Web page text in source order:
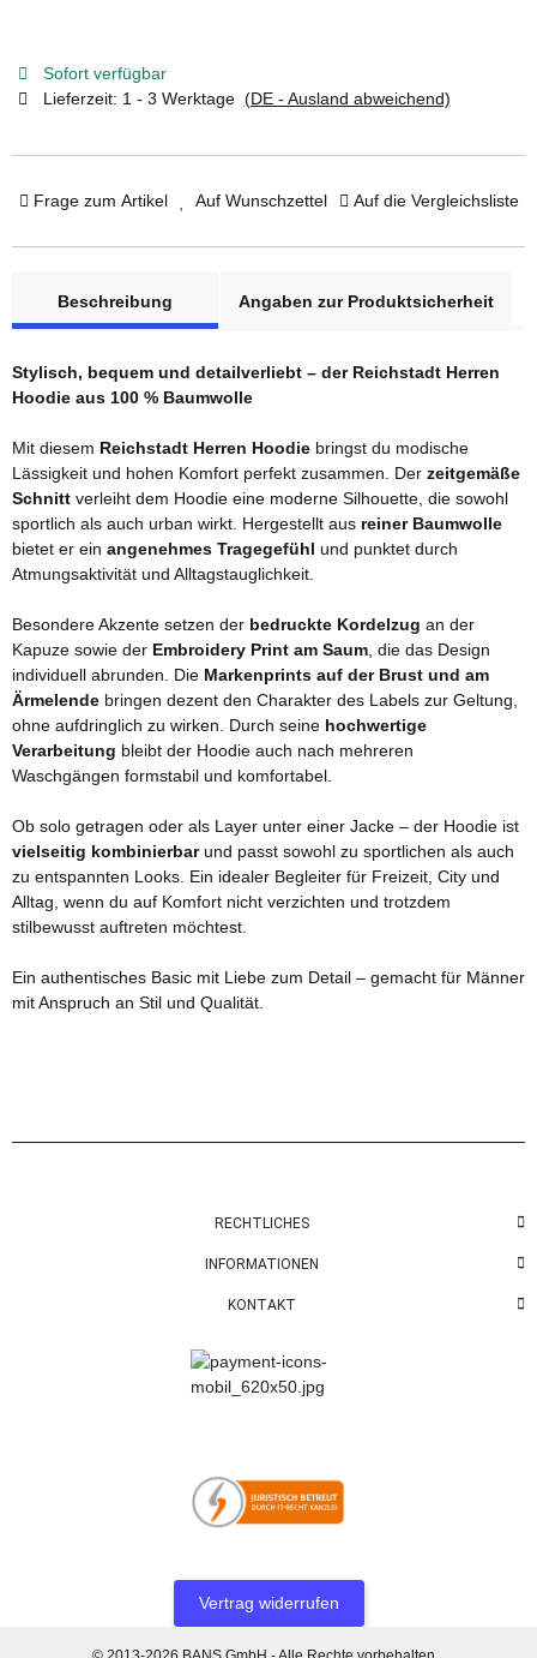
Sofort verfügbar
Lieferzeit: 1 - 3 Werktage (DE - Ausland abweichend)
Frage zum Artikel Auf Wunschzettel Auf die Vergleichsliste
Beschreibung
Angaben zur Produktsicherheit
Stylisch, bequem und detailverliebt – der Reichstadt Herren
Hoodie aus 100 % Baumwolle
Mit diesem Reichstadt Herren Hoodie bringst du modische
Lässigkeit und hohen Komfort perfekt zusammen. Der zeitgemäße
Schnitt verleiht dem Hoodie eine moderne Silhouette, die sowohl
sportlich als auch urban wirkt. Hergestellt aus reiner Baumwolle
bietet er ein angenehmes Tragegefühl und punktet durch
Atmungsaktivität und Alltagstauglichkeit.
Besondere Akzente setzen der bedruckte Kordelzug an der
Kapuze sowie der Embroidery Print am Saum , die das Design
individuell abrunden. Die Markenprints auf der Brust und am
Ärmelende bringen dezent den Charakter des Labels zur Geltung,
ohne aufdringlich zu wirken. Durch seine hochwertige
Verarbeitung bleibt der Hoodie auch nach mehreren
Waschgängen formstabil und komfortabel.
Ob solo getragen oder als Layer unter einer Jacke – der Hoodie ist
vielseitig kombinierbarund passt sowohl zu sportlichen als auch
zu entspannten Looks. Ein idealer Begleiter für Freizeit, City und
Alltag, wenn du auf Komfort nicht verzichten und trotzdem
stilbewusst auftreten möchtest.
Ein authentisches Basic mit Liebe zum Detail – gemacht für Männer
mit Anspruch an Stil und Qualität.
RECHTLICHES
INFORMATIONEN
KONTAKT
Vertrag widerrufen